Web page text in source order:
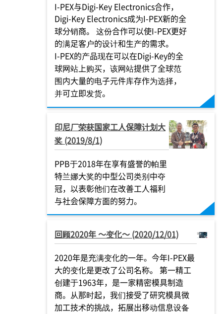
I-PEX与Digi-Key Electronics合作，
Digi-Key Electronics成为I-PEX新的全
球分销商。 这份合作可以使I-PEX更好
的满足客户的设计和生产的需求。
I-PEX的产品现在可以在Digi-Key的全
球网站上购买，该网站提供了全球范
围内大量的电子元件库存作为选择，
并可立即发货。
印尼厂荣获国家工人保障计划大
奖 (2019/8/1)
PPB于2018年在享有盛誉的帕里
特兰娜大奖的中型公司类别中夺
冠，以表彰他们在改善工人福利
与社会保障方面的努力。
回顾2020年 ～变化～ (2020/12/01)
2020年是充满变化的一年。今年I-PEX最
大的变化是更改了公司名称。 第一精工
创建于1963年，是一家精密模具制造
商。从那时起，我们接受了研究模具微
加工技术的挑战，拓展出移动信息设备